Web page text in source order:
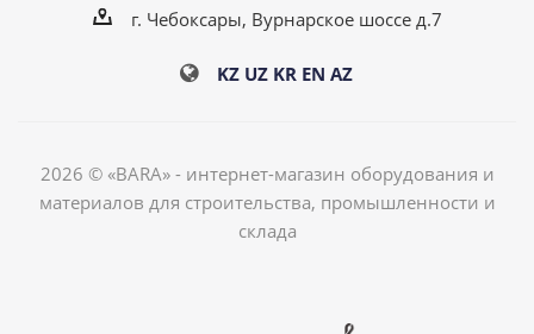
г. Чебоксары, Вурнарское шоссе д.7
KZ UZ KR EN AZ
2026 © «BARA» - интернет-магазин оборудования и
материалов для строительства, промышленности и
склада